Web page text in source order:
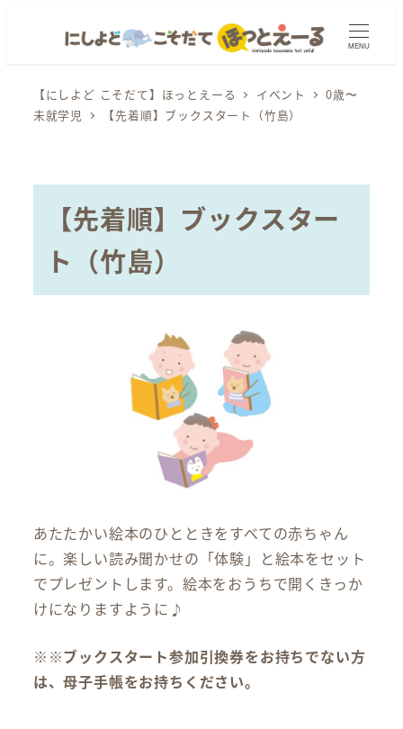
MENU
【にしよど こそだて】ほっとえーる イベント
0歳〜
未就学児
【先着順】ブックスタート（竹島）
【先着順】ブックスター
ト（竹島）
あたたかい絵本のひとときをすべての赤ちゃん
に。楽しい読み聞かせの「体験」と絵本をセット
でプレゼントします。絵本をおうちで開くきっか
けになりますように♪
※※ブックスタート参加引換券をお持ちでない方
は、母子手帳をお持ちください。